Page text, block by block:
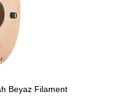
Beyaz Filament